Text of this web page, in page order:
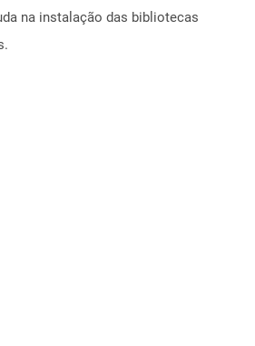
na instalação das bibliotecas